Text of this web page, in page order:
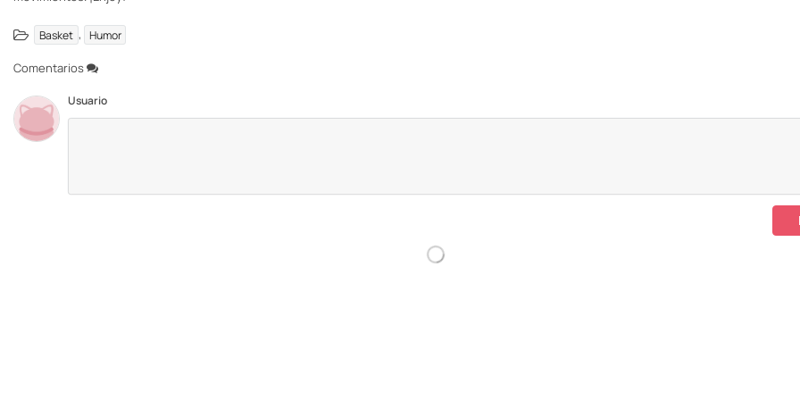
Basket , Humor
Comentarios
Usuario